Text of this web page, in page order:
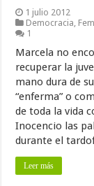
1 julio 2012
Democracia,
1
Marcela no
recuperar la
mano dura de
“enferma” o
de toda la vida
Inocencio las
durante el
Leer más